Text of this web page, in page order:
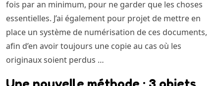
fois par an minimum, pour ne garder que les choses
essentielles. J’ai également pour projet de mettre en
place un système de numérisation de ces documents,
afin d’en avoir toujours une copie au cas où les
originaux soient perdus …